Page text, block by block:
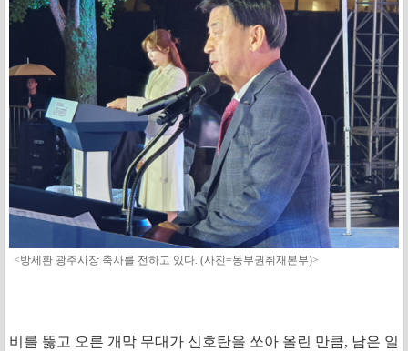
<방세환 광주시장 축사를 전하고 있다. (사진=동부권취재본부)>
비를 뚫고 오른 개막 무대가 신호탄을 쏘아 올린 만큼, 남은 일